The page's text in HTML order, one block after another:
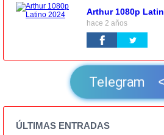
Arthur 1080p
hace 2 años
Telegram
ÚLTIMAS ENTRADAS